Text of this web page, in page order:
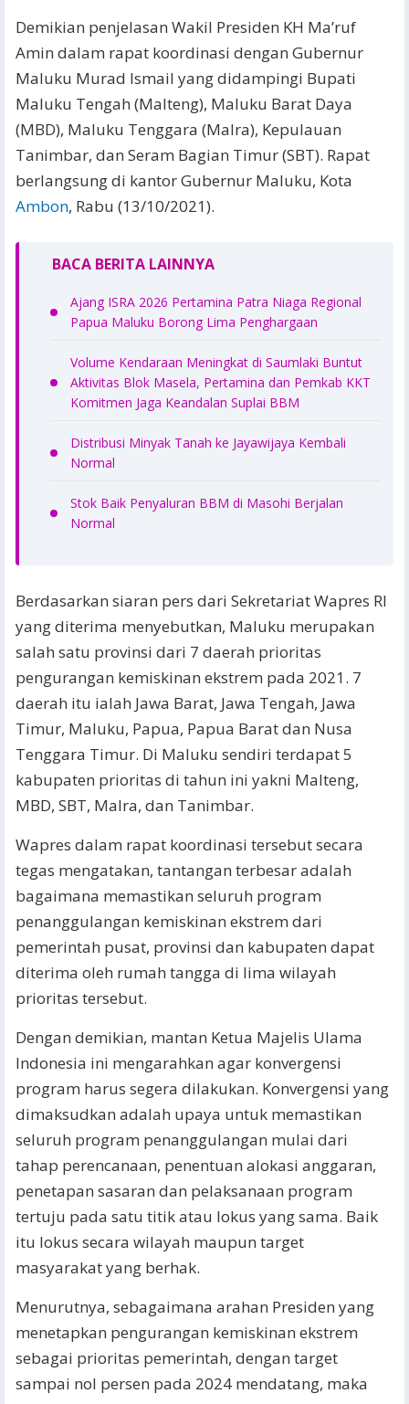
Demikian penjelasan Wakil Presiden KH Ma’ruf
Amin dalam rapat koordinasi dengan Gubernur
Maluku Murad Ismail yang didampingi Bupati
Maluku Tengah (Malteng), Maluku Barat Daya
(MBD), Maluku Tenggara (Malra), Kepulauan
Tanimbar, dan Seram Bagian Timur (SBT). Rapat
berlangsung di kantor Gubernur Maluku, Kota
Ambon, Rabu (13/10/2021).
BACA BERITA LAINNYA
Ajang ISRA 2026 Pertamina Patra Niaga Regional
Papua Maluku Borong Lima Penghargaan
Volume Kendaraan Meningkat di Saumlaki Buntut
Aktivitas Blok Masela, Pertamina dan Pemkab KKT
Komitmen Jaga Keandalan Suplai BBM
Distribusi Minyak Tanah ke Jayawijaya Kembali
Normal
Stok Baik Penyaluran BBM di Masohi Berjalan
Normal
Berdasarkan siaran pers dari Sekretariat Wapres RI
yang diterima menyebutkan, Maluku merupakan
salah satu provinsi dari 7 daerah prioritas
pengurangan kemiskinan ekstrem pada 2021. 7
daerah itu ialah Jawa Barat, Jawa Tengah, Jawa
Timur, Maluku, Papua, Papua Barat dan Nusa
Tenggara Timur. Di Maluku sendiri terdapat 5
kabupaten prioritas di tahun ini yakni Malteng,
MBD, SBT, Malra, dan Tanimbar.
Wapres dalam rapat koordinasi tersebut secara
tegas mengatakan, tantangan terbesar adalah
bagaimana memastikan seluruh program
penanggulangan kemiskinan ekstrem dari
pemerintah pusat, provinsi dan kabupaten dapat
diterima oleh rumah tangga di lima wilayah
prioritas tersebut.
Dengan demikian, mantan Ketua Majelis Ulama
Indonesia ini mengarahkan agar konvergensi
program harus segera dilakukan. Konvergensi yang
dimaksudkan adalah upaya untuk memastikan
seluruh program penanggulangan mulai dari
tahap perencanaan, penentuan alokasi anggaran,
penetapan sasaran dan pelaksanaan program
tertuju pada satu titik atau lokus yang sama. Baik
itu lokus secara wilayah maupun target
masyarakat yang berhak.
Menurutnya, sebagaimana arahan Presiden yang
menetapkan pengurangan kemiskinan ekstrem
sebagai prioritas pemerintah, dengan target
sampai nol persen pada 2024 mendatang, maka